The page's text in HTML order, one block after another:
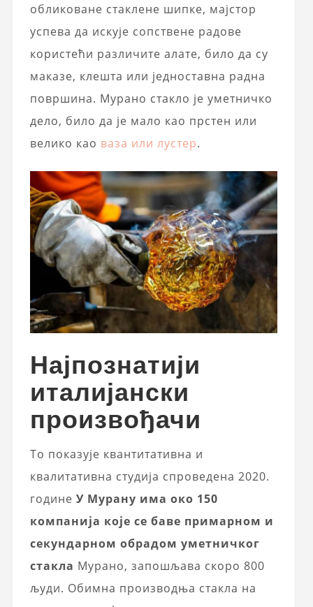
обликоване стаклене шипке, мајстор
успева да искује сопствене радове
користећи различите алате, било да су
маказе, клешта или једноставна радна
површина. Мурано стакло је уметничко
дело, било да је мало као прстен или
велико као ваза или лустер.
Најпознатији
италијански
произвођачи
То показује квантитативна и
квалитативна студија спроведена 2020.
године У Мурану има око 150
компанија које се баве примарном и
секундарном обрадом уметничког
стакла Мурано, запошљава скоро 800
људи. Обимна производња стакла на